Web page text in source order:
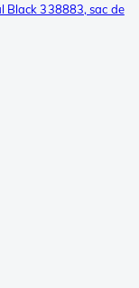
Black 338883, sac de